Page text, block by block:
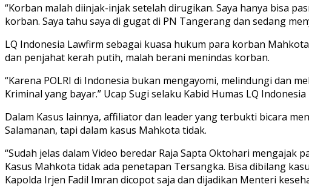
“Korban malah diinjak-injak setelah dirugikan. Saya hanya bisa
korban. Saya tahu saya di gugat di PN Tangerang dan sedang
LQ Indonesia Lawfirm sebagai kuasa hukum para korban
dan penjahat kerah putih, malah berani menindas korban.
“Karena POLRI di Indonesia bukan mengayomi, melindungi dan
Kriminal yang bayar.” Ucap Sugi selaku Kabid Humas LQ Indonesia
Dalam Kasus lainnya, affiliator dan leader yang terbukti bicara
Salamanan, tapi dalam kasus Mahkota tidak.
“Sudah jelas dalam Video beredar Raja Sapta Oktohari
Kasus Mahkota tidak ada penetapan Tersangka. Bisa dibilang
Kapolda Irjen Fadil Imran dicopot saja dan dijadikan Menteri